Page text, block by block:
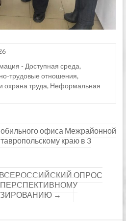
- Доступная среда,
трудовые отношения,
охрана труда, Неформальная
офиса Межрайонной
краю в 3
ОПРОС
→